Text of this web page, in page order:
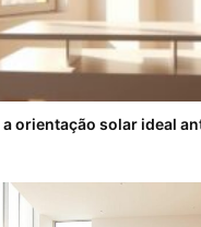
orientação solar ideal